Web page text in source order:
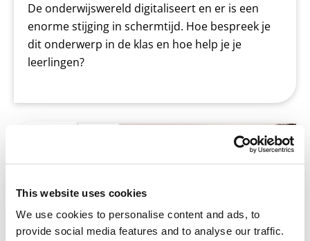
This website uses cookies
We use cookies to personalise content and ads, to
provide social media features and to analyse our traffic.
De onderwijswereld digitaliseert en er is een
enorme stijging in schermtijd. Hoe bespreek je
dit onderwerp in de klas en hoe help je je
leerlingen?